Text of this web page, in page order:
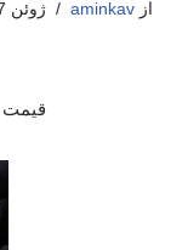
از aminkav ژوئن 17, 2026
قیمت